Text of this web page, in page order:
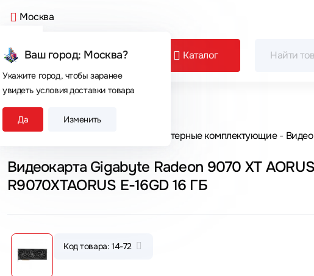
Москва
Ваш город: Москва?
Укажите город, чтобы заранее
увидеть условия доставки товара
Да Изменить
Каталог
Сегодня покупают
Главная Компьютерные комплектующие
Видеокарта Gigabyte Radeon 9070 XT
R9070XTAORUS E-16GD 16 ГБ
Код товара: 14-72